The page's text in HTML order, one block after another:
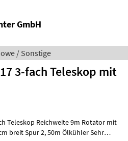
GmbH
/ Sonstige
3-fach Teleskop mit
Teleskop Reichweite 9m Rotator mit
2, 50m Ölkühler Sehr